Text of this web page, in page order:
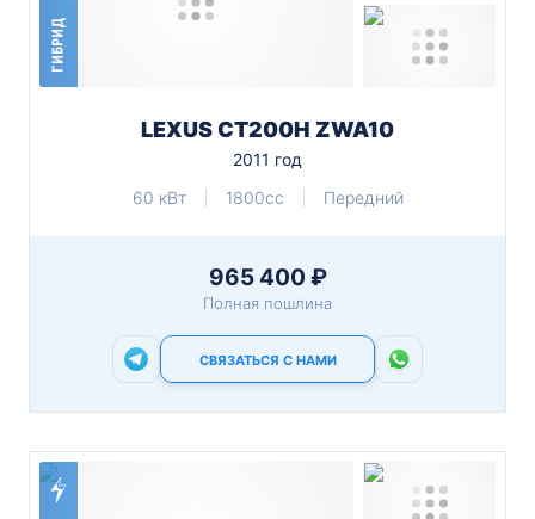
ГИБРИД
LEXUS CT200H ZWA10
2011 год
60 кВт
1800cc Передний
965 400 ₽
Полная пошлина
СВЯЗАТЬСЯ С НАМИ